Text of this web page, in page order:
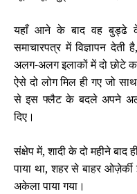
यहाँ आने के बाद वह
समाचारपत्र में विज्ञापन
अलग-अलग इलाकों में दो छोटे
ऐसे दो लोग मिल ही गए जो
से इस फ्लैट के बदले अपने
दिए।
संक्षेप में, शादी के दो महीने बाद
पाया था, शहर से बाहर
अकेला पाया गया।